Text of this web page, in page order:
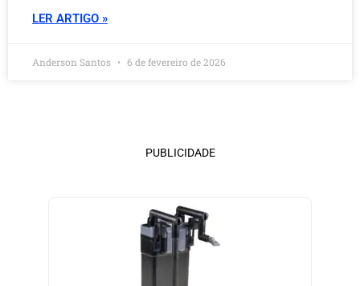
LER ARTIGO »
Anderson Santos 6 de fevereiro de 2026
PUBLICIDADE